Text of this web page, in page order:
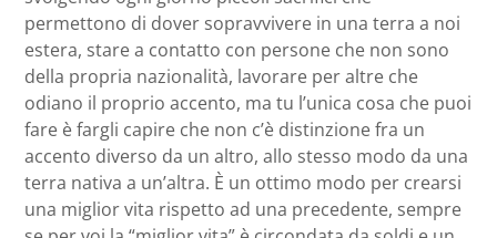
permettono di dover sopravvivere in una terra a noi
estera, stare a contatto con persone che non sono
della propria nazionalità, lavorare per altre che
odiano il proprio accento, ma tu l’unica cosa che puoi
fare è fargli capire che non c’è distinzione fra un
accento diverso da un altro, allo stesso modo da una
terra nativa a un’altra. È un ottimo modo per crearsi
una miglior vita rispetto ad una precedente, sempre